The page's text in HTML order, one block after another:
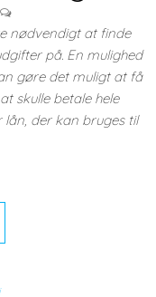
nødvendigt at finde
på. En mulighed
gøre det muligt at få
skulle betale hele
der kan bruges til